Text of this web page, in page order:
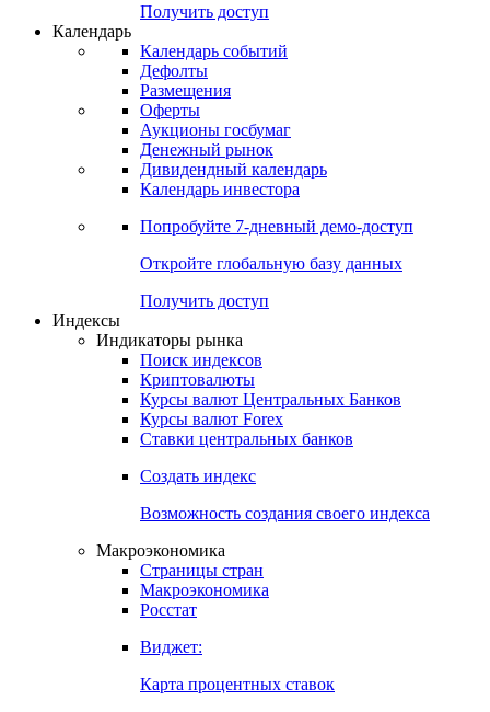
Получить доступ
Календарь
Календарь событий
Дефолты
Размещения
Оферты
Аукционы госбумаг
Денежный рынок
Дивидендный календарь
Календарь инвестора
Попробуйте 7-дневный демо-доступ
Откройте глобальную базу данных
Получить доступ
Индексы
Индикаторы рынка
Поиск индексов
Криптовалюты
Курсы валют Центральных Банков
Курсы валют Forex
Ставки центральных банков
Создать индекс
Возможность создания своего индекса
Макроэкономика
Страницы стран
Макроэкономика
Росстат
Виджет:
Карта процентных ставок